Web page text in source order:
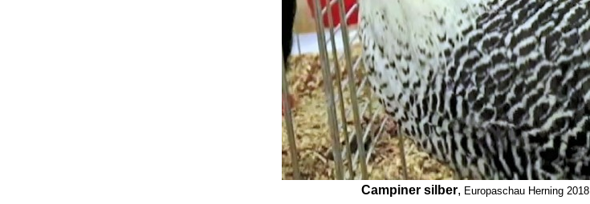
Campiner silber, Europaschau Herning 2018